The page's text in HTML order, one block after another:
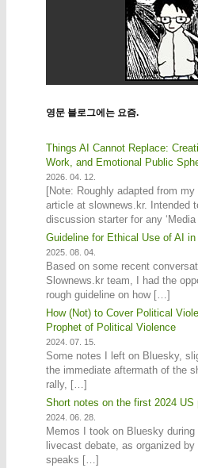
영문 블로그에는 요즘.
Things AI Cannot Replace:
Work, and Emotional Public
2026. 04. 12.
[Note: Roughly adapted from my
article at slownews.kr. Intended
discussion starter for any
Guideline for Ethical Use of AI in
2025. 08. 04.
Based on some recent
Slownews.kr team, I had the
rough guideline on how […]
How (Not) to Cover Political
Prophet of Political Violence
2024. 07. 15.
Some notes I left on Bluesky,
the immediate aftermath of the
rally, […]
Short notes on the first 2024 US
2024. 06. 28.
Memos I took on Bluesky
livecast debate, as organized by
speaks […]